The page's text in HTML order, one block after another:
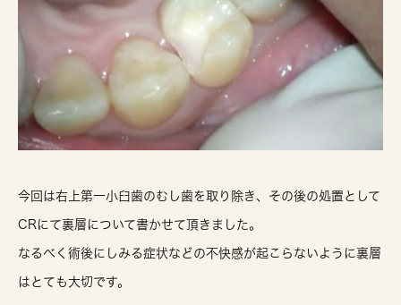
今回は右上第一小臼歯のむし歯を取り除き、その後の処置として
CRにて裏層について書かせて頂きました。
なるべく術後にしみる症状などの不快感が起こらないように裏層
はとても大切です。